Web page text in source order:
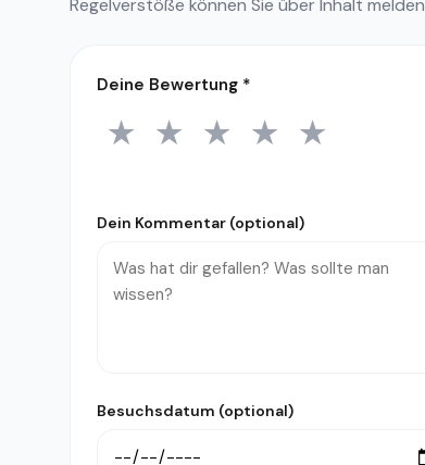
Regelverstöße können Sie überInhalt melden
Deine Bewertung *
1 Stern
★ 2 Sterne
★ 3 Sterne
★ 4 Sterne
★ 5 Sterne
★
Dein Kommentar (optional)
Besuchsdatum (optional)